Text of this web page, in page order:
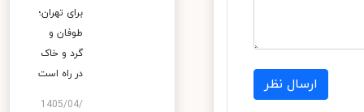
ارسال نظر
برای تهران؛
طوفان و
گرد و خاک
در راه است
1405/04/